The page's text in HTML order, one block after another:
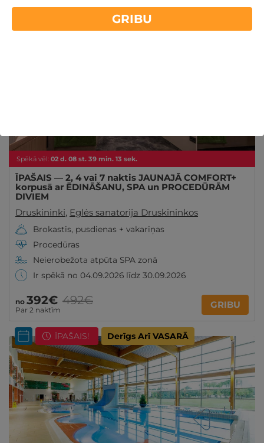
Druskininkos! Relaksācija un rūpes par sevi - Tavs
ceļs uz veselību! Uzzini vairāk gribuatpusties.lv
Spēkā vēl: 02 d. 08 st. 39 min. 11sek.
ĪPAŠAIS — 2, 4 vai 7 naktis JAUNAJĀ COMFORT+
korpusā ar ĒDINĀŠANU, SPA un PROCEDŪRĀM
DIVIEM
Druskininki, Eglės sanatorija Druskininkos
Brokastis, pusdienas + vakariņas
Procedūras
Neierobežota atpūta SPA zonā
Ir spēkā no 04.09.2026 līdz 30.09.2026
no 392€
Par 2 naktīm
492€ GRIBU
ĪPAŠAIS! Derīgs Arī VASARĀ
GRIBU